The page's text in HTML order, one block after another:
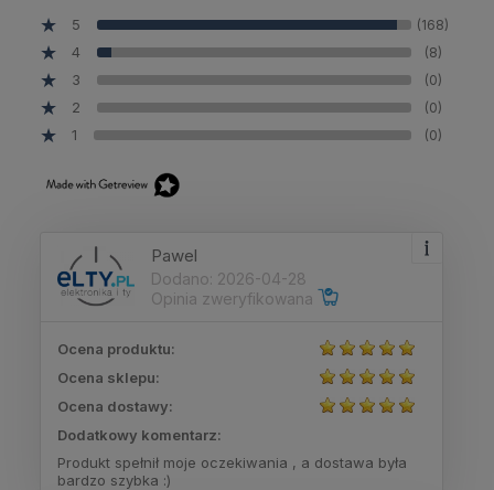
5
(168)
4 (8)
3 (0)
2 (0)
1 (0)
Pawel
Dodano: 2026-04-28
Opinia zweryfikowana
Ocena produktu:
Ocena sklepu:
Ocena dostawy:
Dodatkowy komentarz:
Produkt spełnił moje oczekiwania , a dostawa była
bardzo szybka :)